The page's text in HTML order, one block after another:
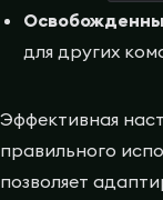
для других
Эффективная
правильного
позволяет